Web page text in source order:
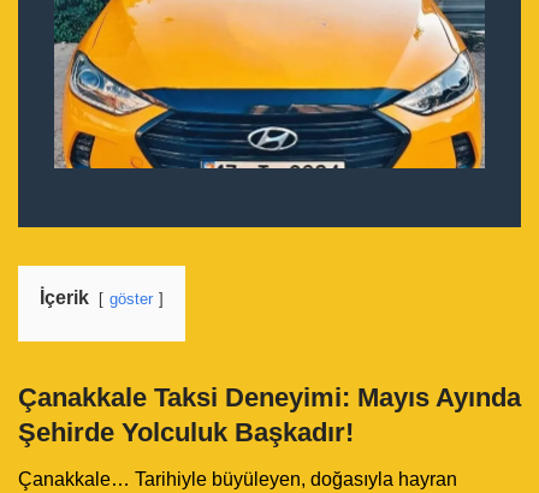
İçerik göster
Çanakkale Taksi Deneyimi: Mayıs Ayında
Şehirde Yolculuk Başkadır!
Çanakkale… Tarihiyle büyüleyen, doğasıyla hayran